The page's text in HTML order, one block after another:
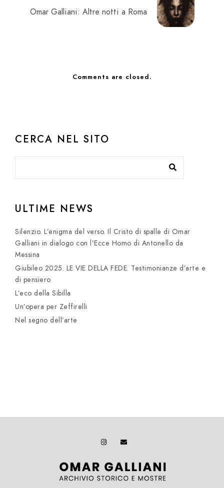
Omar Galliani: Altre notti a Roma
Comments are closed.
CERCA NEL SITO
ULTIME NEWS
Silenzio. L’enigma del verso. Il Cristo di spalle di Omar
Galliani in dialogo con l’Ecce Homo di Antonello da
Messina
Giubileo 2025. LE VIE DELLA FEDE. Testimonianze d’arte e
di pensiero
L’eco della Sibilla
Un’opera per Zeffirelli
Nel segno dell’arte